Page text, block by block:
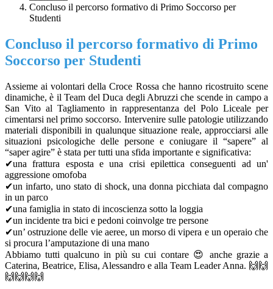
Concluso il percorso formativo di Primo Soccorso per
Studenti
Concluso il percorso formativo di Primo
Soccorso per Studenti
Assieme ai volontari della Croce Rossa che hanno ricostruito scene
dinamiche, è il Team del Duca degli Abruzzi che scende in campo a
San Vito al Tagliamento in rappresentanza del Polo Liceale per
cimentarsi nel primo soccorso. Intervenire sulle patologie utilizzando
materiali disponibili in qualunque situazione reale, approcciarsi alle
situazioni psicologiche delle persone e coniugare il “sapere” al
“saper agire” è stata per tutti una sfida importante e significativa:
✔una frattura esposta e una crisi epilettica conseguenti ad un'
aggressione omofoba
✔un infarto, uno stato di shock, una donna picchiata dal compagno
in un parco
✔una famiglia in stato di incoscienza sotto la loggia
✔un incidente tra bici e pedoni coinvolge tre persone
✔un’ ostruzione delle vie aeree, un morso di vipera e un operaio che
si procura l’amputazione di una mano
Abbiamo tutti qualcuno in più su cui contare 😍 anche grazie a
Caterina, Beatrice, Elisa, Alessandro e alla Team Leader Anna. 🙌🙌
🙌🙌🙌🙌